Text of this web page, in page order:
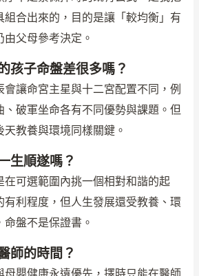
組合出來的，目的是讓「較均衡」有
父母參考決定。
孩子命盤差很多嗎？
讓命宮主星與十二宮配置不同，例
、破軍坐命各有不同優勢與課題。但
教養與環境同樣關鍵。
生順遂嗎？
在可選範圍內挑一個相對和諧的起
有利程度，但人生發展還受教養、環
盤不是保證書。
師的時間？
母嬰健康永遠優先，擇時只能在醫師